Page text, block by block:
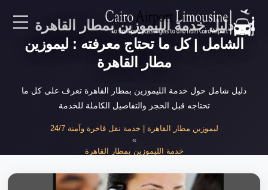
EN
AR
خدمات المطار
نحن
دليل خدمة الليموزين بمطار القاهرة
الشامل | كل ما تحتاج معرفته : ليموزين
مطار القاهرة
دليل شامل حول خدمة الليموزين بمطار القاهرة تعرف على كل ما
تحتاجه قبل الحجز والتفاصيل الكاملة للخدمة
ليموزين مطار القاهرة | خدمة نقل فاخرة وآمنة 24/7
خدمة الليموزين بمطار القاهرة
دليل خدمة الليموزين بمطار القاهرة الشامل